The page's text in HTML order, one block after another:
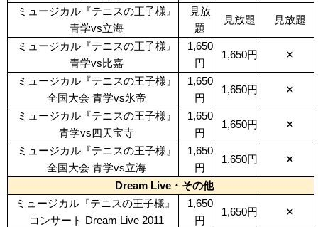
ミュージカル『テニスの王子様』
青学vs立海
見放
題
見放題 見放題
ミュージカル『テニスの王子様』
青学vs比嘉
1,650
円
1,650円 ✕
ミュージカル『テニスの王子様』
全国大会 青学vs氷帝
1,650
円
1,650円 ✕
ミュージカル『テニスの王子様』
青学vs四天宝寺
1,650
円
1,650円 ✕
ミュージカル『テニスの王子様』
全国大会 青学vs立海
1,650
円
1,650円 ✕
Dream Live・その他
ミュージカル『テニスの王子様』
コンサート Dream Live 2011
1,650
円
1,650円 ✕